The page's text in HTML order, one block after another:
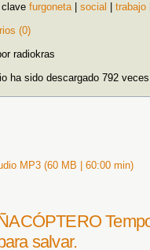
clave furgoneta| social trabajo
(0)
radiokras
ha sido descargado 792 veces
MP3 (60 MB | 60:00 min)
salvar.